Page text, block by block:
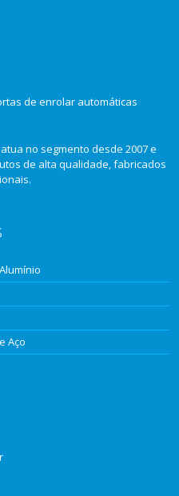
de enrolar automáticas
no segmento desde 2007 e
de alta qualidade, fabricados
Aço